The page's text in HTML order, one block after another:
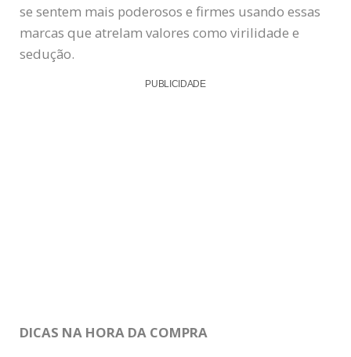
se sentem mais poderosos e firmes usando essas
marcas que atrelam valores como virilidade e
sedução.
PUBLICIDADE
DICAS NA HORA DA COMPRA